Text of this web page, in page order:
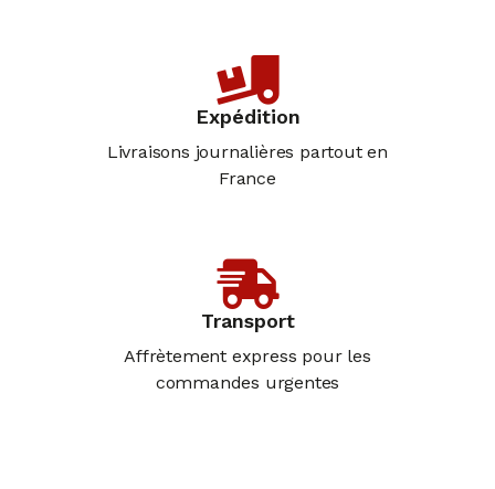
Expédition
Livraisons journalières partout en
France
Transport
Affrètement express pour les
commandes urgentes